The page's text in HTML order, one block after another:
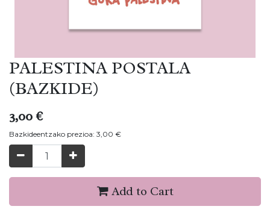
PALESTINA POSTALA
(BAZKIDE)
3,00€
Bazkideentzako prezioa: 3,00 €
Add to Cart